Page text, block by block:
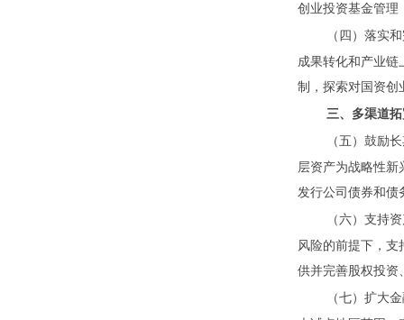
创业投资基金管理
（四）落实
成果转化和产业链
制，探索对国资创
三、多渠道
（五）鼓励
层资产为战略性
发行公司债券和债
（六）支持
风险的前提下，
供并完善股权投资
（七）扩大